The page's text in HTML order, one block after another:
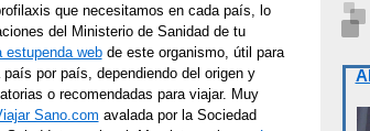
que necesitamos en cada país, lo
del Ministerio de Sanidad de tu
estupenda webde este organismo, útil para
por país, dependiendo del origen y
o recomendadas para viajar. Muy
Sano.com avalada por la Sociedad